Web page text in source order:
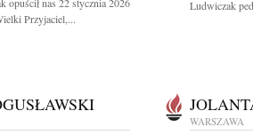
Przyjaciel,...
Ludwiczak
WARSZAWA